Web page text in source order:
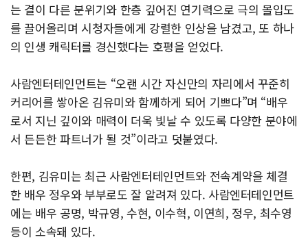
는 결이 다른 분위기와 한층 깊어진 연기력으로 극의 몰입도
를 끌어올리며 시청자들에게 강렬한 인상을 남겼고, 또 하나
의 인생 캐릭터를 경신했다는 호평을 얻었다.
사람엔터테인먼트는 “오랜 시간 자신만의 자리에서 꾸준히
커리어를 쌓아온 김유미와 함께하게 되어 기쁘다”며 “배우
로서 지닌 깊이와 매력이 더욱 빛날 수 있도록 다양한 분야에
서 든든한 파트너가 될 것”이라고 덧붙였다.
한편, 김유미는 최근 사람엔터테인먼트와 전속계약을 체결
한 배우 정우와 부부로도 잘 알려져 있다. 사람엔터테인먼트
에는 배우 공명, 박규영, 수현, 이수혁, 이연희, 정우, 최수영
등이 소속돼 있다.